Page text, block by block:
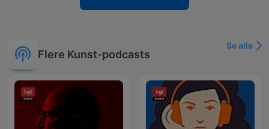
Flere Kunst-podcasts
Se alle